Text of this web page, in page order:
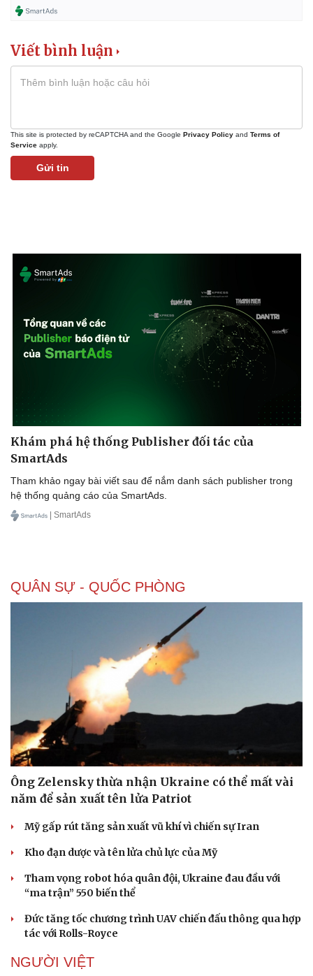
Pháp luật
Tin nóng
Tư vấn luật
Việt Nam
Viết bình luận
This site is protected by reCAPTCHA and the Google Privacy Policy and Terms of
Service apply.
Gửi tin
Khám phá hệ thống Publisher đối tác của
SmartAds
Tham khảo ngay bài viết sau để nắm danh sách publisher trong
hệ thống quảng cáo của SmartAds.
| SmartAds
QUÂN SỰ - QUỐC PHÒNG
Ông Zelensky thừa nhận Ukraine có thể mất vài
năm để sản xuất tên lửa Patriot
Mỹ gấp rút tăng sản xuất vũ khí vì chiến sự Iran
Kho đạn dược và tên lửa chủ lực của Mỹ
Tham vọng robot hóa quân đội, Ukraine đau đầu với
“ma trận” 550 biến thể
Đức tăng tốc chương trình UAV chiến đấu thông qua hợp
tác với Rolls-Royce
NGƯỜI VIỆT